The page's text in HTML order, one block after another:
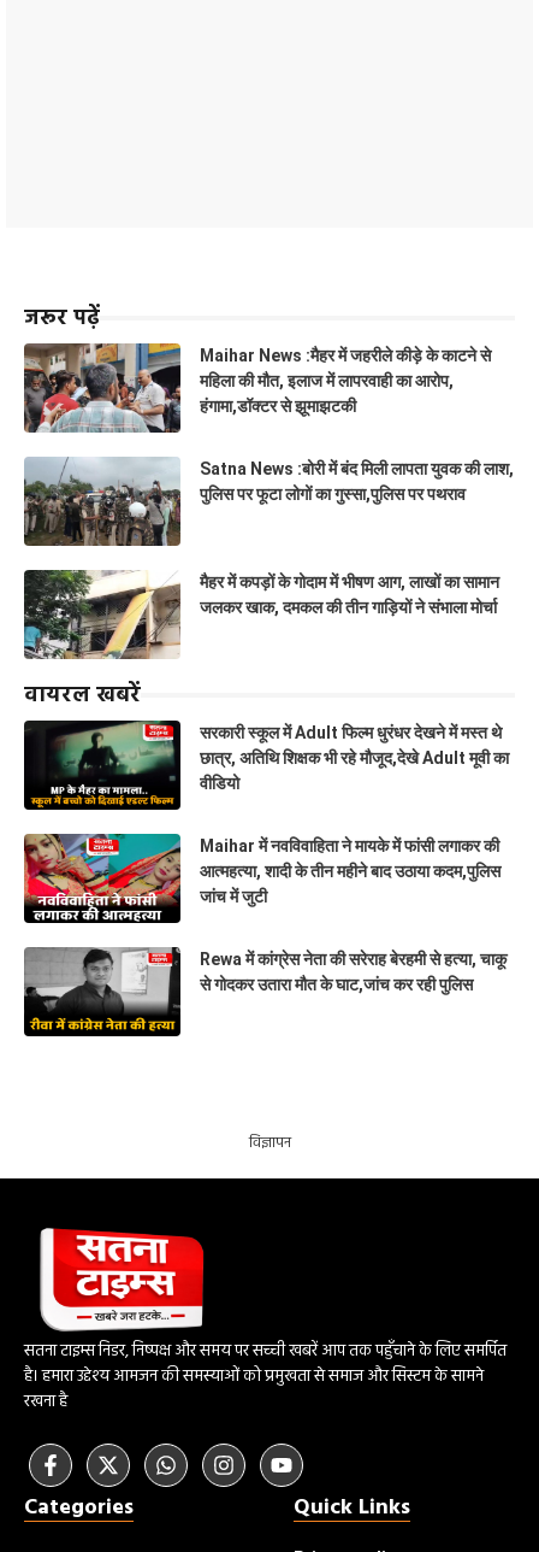
जरूर पढ़ें
Maihar News :मैहर में जहरीले कीड़े के काटने से
महिला की मौत, इलाज में लापरवाही का आरोप,
हंगामा,डॉक्टर से झूमाझटकी
Satna News :बोरी में बंद मिली लापता युवक की लाश,
पुलिस पर फूटा लोगों का गुस्सा,पुलिस पर पथराव
मैहर में कपड़ों के गोदाम में भीषण आग, लाखों का सामान
जलकर खाक, दमकल की तीन गाड़ियों ने संभाला मोर्चा
वायरल खबरें
सरकारी स्कूल में Adult फिल्म धुरंधर देखने में मस्त थे
छात्र, अतिथि शिक्षक भी रहे मौजूद,देखे Adult मूवी का
वीडियो
Maihar में नवविवाहिता ने मायके में फांसी लगाकर की
आत्महत्या, शादी के तीन महीने बाद उठाया कदम,पुलिस
जांच में जुटी
Rewa में कांग्रेस नेता की सरेराह बेरहमी से हत्या, चाकू
से गोदकर उतारा मौत के घाट,जांच कर रही पुलिस
विज्ञापन
सतना टाइम्स निडर, निष्पक्ष और समय पर सच्ची खबरें आप तक पहुँचाने के लिए समर्पित
है। हमारा उद्देश्य आमजन की समस्याओं को प्रमुखता से समाज और सिस्टम के सामने
रखना है
Categories Quick Links